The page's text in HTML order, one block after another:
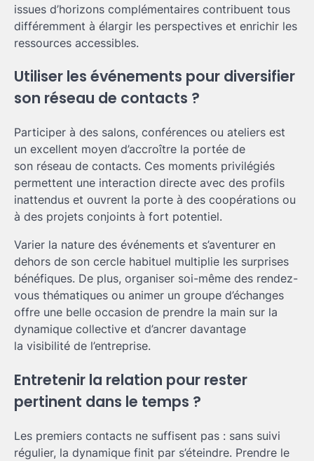
issues d’horizons complémentaires contribuent tous
différemment à élargir les perspectives et enrichir les
ressources accessibles.
Utiliser les événements pour diversifier
son réseau de contacts ?
Participer à des salons, conférences ou ateliers est
un excellent moyen d’accroître la portée de
son réseau de contacts. Ces moments privilégiés
permettent une interaction directe avec des profils
inattendus et ouvrent la porte à des coopérations ou
à des projets conjoints à fort potentiel.
Varier la nature des événements et s’aventurer en
dehors de son cercle habituel multiplie les surprises
bénéfiques. De plus, organiser soi-même des rendez-
vous thématiques ou animer un groupe d’échanges
offre une belle occasion de prendre la main sur la
dynamique collective et d’ancrer davantage
la visibilité de l’entreprise.
Entretenir la relation pour rester
pertinent dans le temps ?
Les premiers contacts ne suffisent pas : sans suivi
régulier, la dynamique finit par s’éteindre. Prendre le